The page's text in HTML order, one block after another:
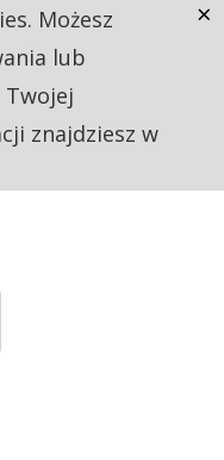
Możesz
lub
znajdziesz w
×